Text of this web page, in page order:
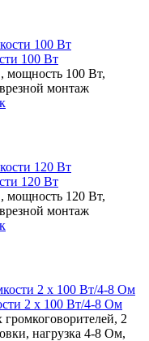
100 Вт
мощность 100 Вт,
монтаж
120 Вт
мощность 120 Вт,
монтаж
2 х 100 Вт/4-8 Ом
2
нагрузка 4-8 Ом,